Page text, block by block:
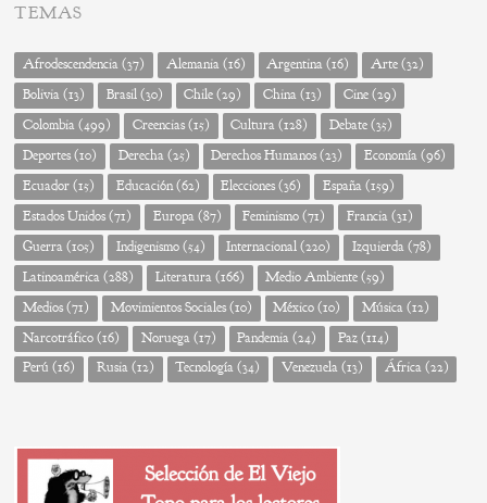
TEMAS
Afrodescendencia(37) Alemania(16) Argentina(16) Arte(32)
Bolivia(13) Brasil(30) Chile(29) China(13) Cine(29)
Colombia(499) Creencias(15) Cultura(128) Debate(35)
Deportes(10) Derecha(25) Derechos Humanos(23) Economía(96)
Ecuador(15) Educación(62) Elecciones(36) España(159)
Estados Unidos(71) Europa(87) Feminismo(71) Francia(31)
Guerra(105) Indigenismo(54) Internacional(220) Izquierda(78)
Latinoamérica(288) Literatura(166) Medio Ambiente(59)
Medios(71) Movimientos Sociales(10) México(10) Música(12)
Narcotráfico(16) Noruega(17) Pandemia(24) Paz(114)
Perú (16) Rusia(12) Tecnología(34) Venezuela(13) África(22)